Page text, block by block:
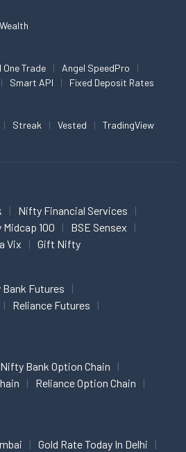
One Trade
Angel SpeedPro
Smart API Fixed Deposit Rates
Streak Vested TradingView
Nifty Financial Services
100
BSE Sensex
Vix Gift Nifty
Futures
Reliance Futures
Nifty Bank Option Chain
Reliance Option Chain
Gold Rate Today In Delhi